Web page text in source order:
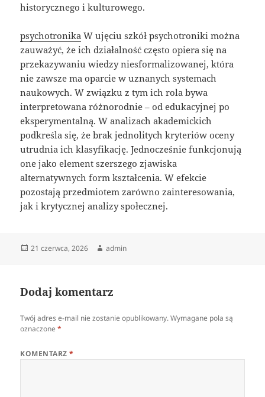
historycznego i kulturowego.
psychotronika W ujęciu szkół psychotroniki można
zauważyć, że ich działalność często opiera się na
przekazywaniu wiedzy niesformalizowanej, która
nie zawsze ma oparcie w uznanych systemach
naukowych. W związku z tym ich rola bywa
interpretowana różnorodnie – od edukacyjnej po
eksperymentalną. W analizach akademickich
podkreśla się, że brak jednolitych kryteriów oceny
utrudnia ich klasyfikację. Jednocześnie funkcjonują
one jako element szerszego zjawiska
alternatywnych form kształcenia. W efekcie
pozostają przedmiotem zarówno zainteresowania,
jak i krytycznej analizy społecznej.
Data
21 czerwca, 2026 Autor
admin
Dodaj komentarz
Twój adres e-mail nie zostanie opublikowany. Wymagane pola są
oznaczone*
KOMENTARZ*